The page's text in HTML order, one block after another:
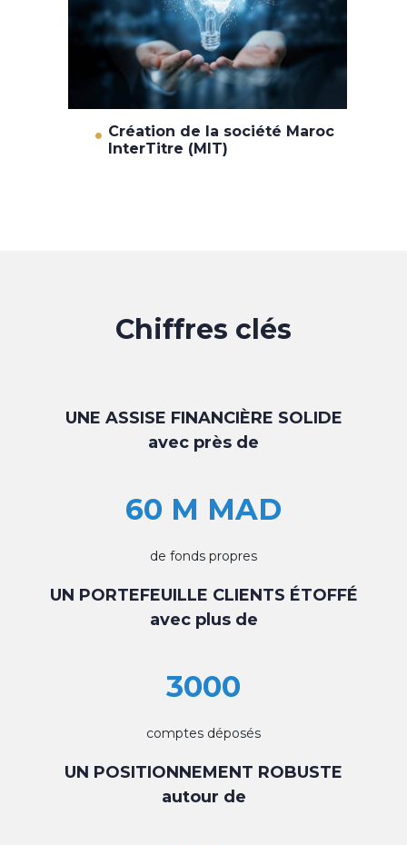
Création de la société Maroc
InterTitre (MIT)
Chiffres clés
UNE ASSISE FINANCIÈRE SOLIDE
avec près de
60 M MAD
de fonds propres
UN PORTEFEUILLE CLIENTS ÉTOFFÉ
avec plus de
3000
comptes déposés
UN POSITIONNEMENT ROBUSTE
autour de